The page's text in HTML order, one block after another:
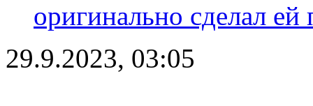
оригинально сделал ей
29.9.2023, 03:05